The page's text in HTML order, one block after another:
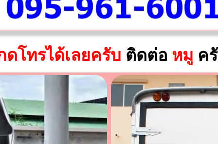
ดโทรได้เลยครับ ติดต่อ หมู ค